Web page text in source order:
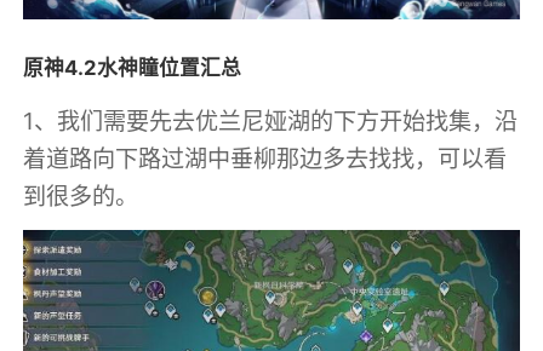
原神4.2水神瞳位置汇总
1、我们需要先去优兰尼娅湖的下方开始找集，沿
着道路向下路过湖中垂柳那边多去找找，可以看
到很多的。